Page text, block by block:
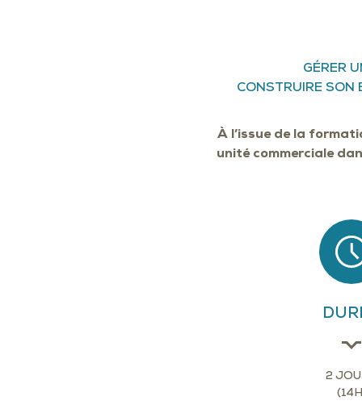
GÉRER
CONSTRUIRE SON
À l’issue de la
unité commerciale
2